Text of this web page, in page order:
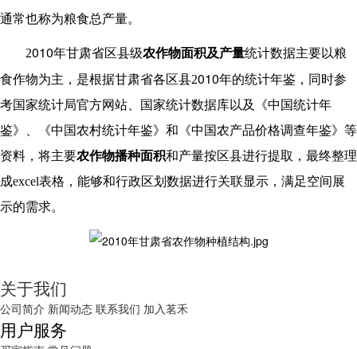
通常也称为粮食总产量。
2010年甘肃省区县级农作物面积及产量统计数据主要以粮
食作物为主，是根据甘肃省各区县2010年的统计年鉴，同时参
考国家统计局官方网站、国家统计数据库以及《中国统计年
鉴》、《中国农村统计年鉴》和《中国农产品价格调查年鉴》等
资料，将主要农作物播种面积和产量按区县进行提取，最终整理
成excel表格，能够和行政区划数据进行关联显示，满足空间展
示的需求。
关于我们
公司简介 新闻动态 联系我们 加入茗禾
用户服务